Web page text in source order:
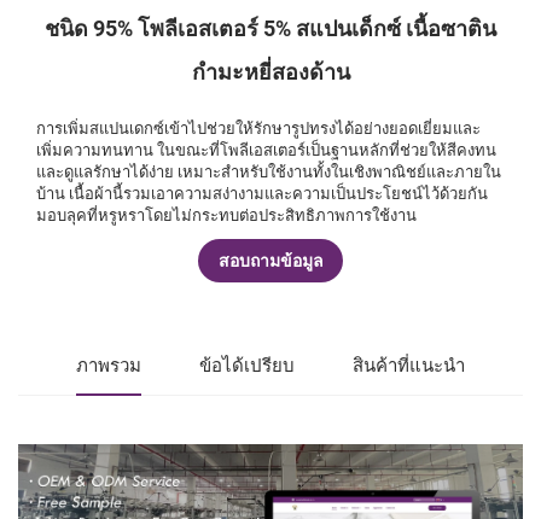
ชนิด 95% โพลีเอสเตอร์ 5% สแปนเด็กซ์ เนื้อซาติน
กำมะหยี่สองด้าน
การเพิ่มสแปนเดกซ์เข้าไปช่วยให้รักษารูปทรงได้อย่างยอดเยี่ยมและ
เพิ่มความทนทาน ในขณะที่โพลีเอสเตอร์เป็นฐานหลักที่ช่วยให้สีคงทน
และดูแลรักษาได้ง่าย เหมาะสำหรับใช้งานทั้งในเชิงพาณิชย์และภายใน
บ้าน เนื้อผ้านี้รวมเอาความสง่างามและความเป็นประโยชน์ไว้ด้วยกัน
มอบลุคที่หรูหราโดยไม่กระทบต่อประสิทธิภาพการใช้งาน
สอบถามข้อมูล
ภาพรวม ข้อได้เปรียบ สินค้าที่แนะนำ